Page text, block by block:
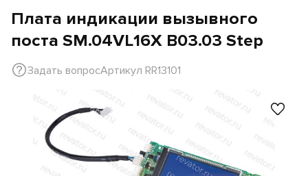
Плата индикации вызывного
поста SM.04VL16X B03.03 Step
Задать вопросАртикул RR13101